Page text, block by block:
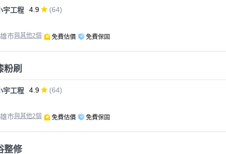
宇工程 4.9 (64)
市與其他2個 免費估價 免費保固
粉刷
宇工程 4.9 (64)
市與其他2個 免費估價 免費保固
整修